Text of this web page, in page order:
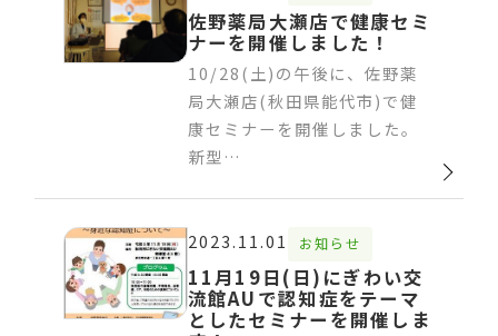
佐野薬局大瀬店で健康セミ
ナーを開催しました！
10/28(土)の午後に、佐野薬
局大瀬店(秋田県能代市)で健
康セミナーを開催しました。
新型…
2023.11.01 お知らせ
11月19日(日)にぎわい交
流館AUで認知症をテーマ
としたセミナーを開催しま